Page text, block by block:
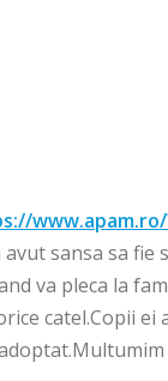
sansa sa fie
va pleca la
catel.Copii